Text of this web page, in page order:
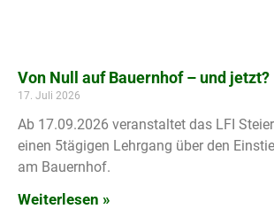
Von Null auf Bauernhof – und jetzt?
17. Juli 2026
Ab 17.09.2026 veranstaltet das LFI
einen 5tägigen Lehrgang über den
am Bauernhof.
Weiterlesen »